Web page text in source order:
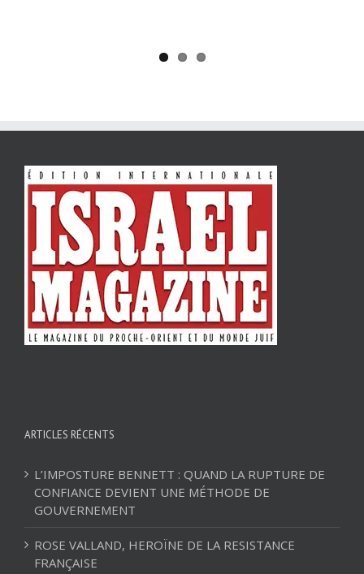
ARTICLES RÉCENTS
L’IMPOSTURE BENNETT : QUAND LA RUPTURE DE
CONFIANCE DEVIENT UNE MÉTHODE DE
GOUVERNEMENT
ROSE VALLAND, HEROÏNE DE LA RESISTANCE
FRANÇAISE